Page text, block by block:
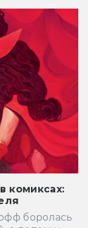
комиксах:
боролась